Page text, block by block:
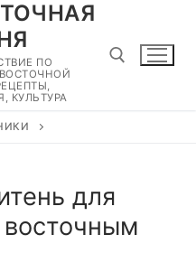
ПО
КУЛЬТУРА
для
восточным